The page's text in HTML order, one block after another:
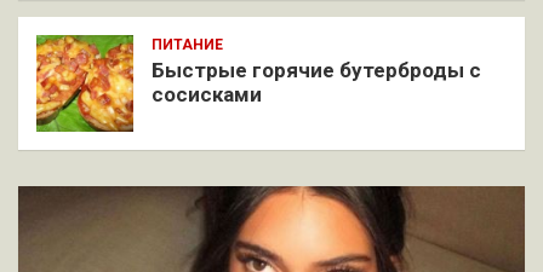
ПИТАНИЕ
Быстрые горячие бутерброды с
сосисками